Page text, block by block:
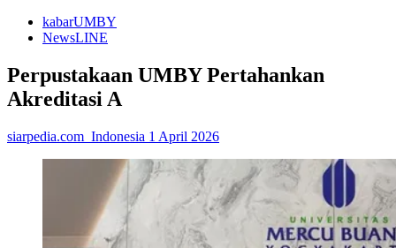
kabarUMBY
NewsLINE
Perpustakaan UMBY Pertahankan
Akreditasi A
siarpedia.com_Indonesia 1 April 2026